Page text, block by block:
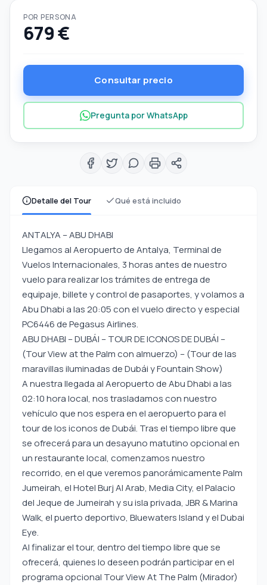
Detalle del Tour Qué está incluido
ANTALYA – ABU DHABI
Llegamos al Aeropuerto de Antalya, Terminal de
Vuelos Internacionales, 3 horas antes de nuestro
vuelo para realizar los trámites de entrega de
equipaje, billete y control de pasaportes, y volamos a
Abu Dhabi a las 20:05 con el vuelo directo y especial
PC6446 de Pegasus Airlines.
ABU DHABI – DUBÁI – TOUR DE ICONOS DE DUBÁI –
(Tour View at the Palm con almuerzo) – (Tour de las
maravillas iluminadas de Dubái y Fountain Show)
A nuestra llegada al Aeropuerto de Abu Dhabi a las
02:10 hora local, nos trasladamos con nuestro
vehículo que nos espera en el aeropuerto para el
tour de los iconos de Dubái. Tras el tiempo libre que
se ofrecerá para un desayuno matutino opcional en
un restaurante local, comenzamos nuestro
recorrido, en el que veremos panorámicamente Palm
Jumeirah, el Hotel Burj Al Arab, Media City, el Palacio
del Jeque de Jumeirah y su isla privada, JBR & Marina
Walk, el puerto deportivo, Bluewaters Island y el Dubai
Eye.
Al finalizar el tour, dentro del tiempo libre que se
ofrecerá, quienes lo deseen podrán participar en el
programa opcional Tour View At The Palm (Mirador)
POR PERSONA
679 €
Consultar precio
Pregunta por WhatsApp